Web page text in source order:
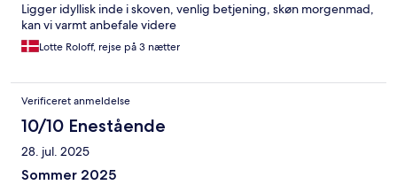
Ligger idyllisk inde i skoven, venlig betjening, skøn morgenmad,
kan vi varmt anbefale videre
Lotte Roloff, rejse på 3 nætter
Verificeret anmeldelse
10/10 Enestående
28. jul. 2025
Sommer 2025